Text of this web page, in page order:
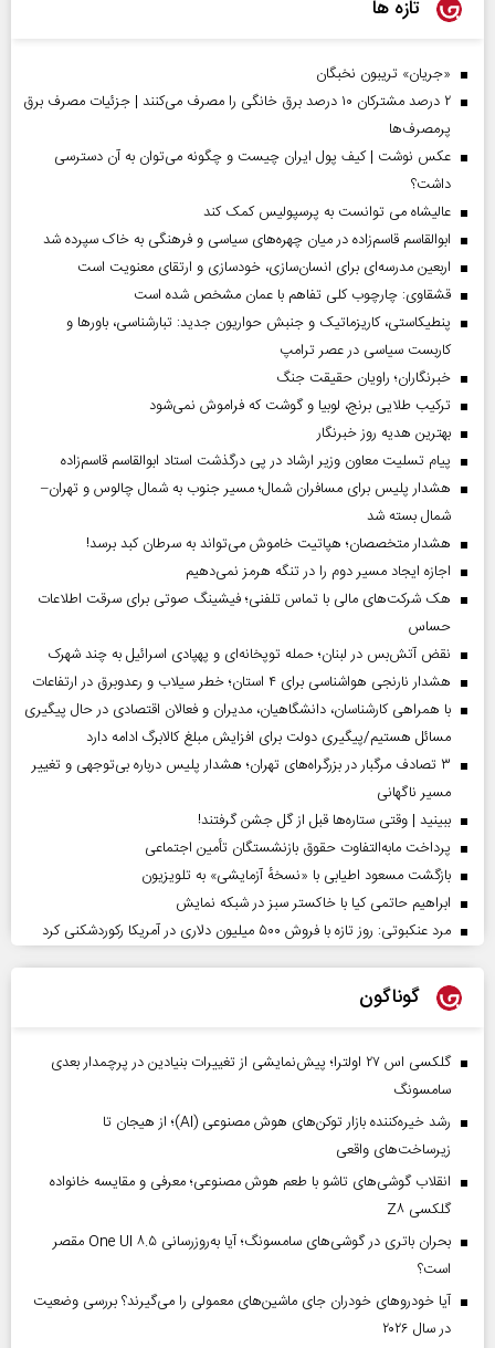
تازه ها
«جریان» تریبون نخبگان
۲ درصد مشترکان ۱۰ درصد برق خانگی را مصرف می‌کنند | جزئیات مصرف برق
پرمصرف‌ها
عکس نوشت | کیف پول ایران چیست و چگونه می‌توان به آن دسترسی
داشت؟
عالیشاه می توانست به پرسپولیس کمک کند
ابوالقاسم قاسم‌زاده در میان چهره‌های سیاسی و فرهنگی به خاک سپرده شد
اربعین مدرسه‌ای برای انسان‌سازی، خودسازی و ارتقای معنویت است
قشقاوی: چارچوب کلی تفاهم با عمان مشخص شده است
پنطیکاستی، کاریزماتیک و جنبش حواریون جدید: تبارشناسی، باور‌ها و
کاربست سیاسی در عصر ترامپ
خبرنگاران؛ راویان حقیقت جنگ
ترکیب طلایی برنج، لوبیا و گوشت که فراموش نمی‌شود
بهترین هدیه روز خبرنگار
پیام تسلیت معاون وزیر ارشاد در پی درگذشت استاد ابوالقاسم قاسم‌زاده
هشدار پلیس برای مسافران شمال؛ مسیر جنوب به شمال چالوس و تهران–
شمال بسته شد
هشدار متخصصان؛ هپاتیت خاموش می‌تواند به سرطان کبد برسد!
اجازه ایجاد مسیر دوم را در تنگه هرمز نمی‌دهیم
هک شرکت‌های مالی با تماس تلفنی؛ فیشینگ صوتی برای سرقت اطلاعات
حساس
نقض آتش‌بس در لبنان؛ حمله توپخانه‌ای و پهپادی اسرائیل به چند شهرک
هشدار نارنجی هواشناسی برای ۴ استان؛ خطر سیلاب و رعدوبرق در ارتفاعات
با همراهی کارشناسان، دانشگاهیان، مدیران و فعالان اقتصادی در حال پیگیری
مسائل هستیم/پیگیری دولت برای افزایش مبلغ کالابرگ ادامه دارد
۳ تصادف مرگبار در بزرگراه‌های تهران؛ هشدار پلیس درباره بی‌توجهی و تغییر
مسیر ناگهانی
ببینید | وقتی ستاره‌ها قبل از گل جشن گرفتند!
پرداخت مابه‌التفاوت حقوق بازنشستگان تأمین اجتماعی
بازگشت مسعود اطیابی با «نسخهٔ آزمایشی» به تلویزیون
ابراهیم حاتمی کیا با خاکستر سبز در شبکه نمایش
مرد عنکبوتی: روز تازه با فروش ۵۰۰ میلیون دلاری در آمریکا رکوردشکنی کرد
گوناگون
گلکسی اس ۲۷ اولترا؛ پیش‌نمایشی از تغییرات بنیادین در پرچمدار بعدی
سامسونگ
رشد خیره‌کننده بازار توکن‌های هوش مصنوعی (AI)؛ از هیجان تا
زیرساخت‌های واقعی
انقلاب گوشی‌های تاشو‌ با طعم هوش مصنوعی؛ معرفی و مقایسه خانواده
گلکسی Z۸
بحران باتری در گوشی‌های سامسونگ؛ آیا به‌روزرسانی One UI ۸.۵ مقصر
است؟
آیا خودروهای خودران جای ماشین‌های معمولی را می‌گیرند؟ بررسی وضعیت
در سال ۲۰۲۶